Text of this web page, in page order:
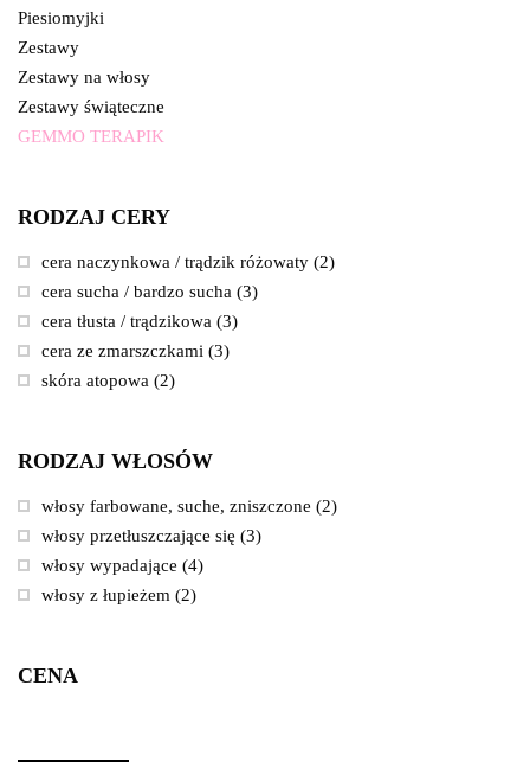
Piesiomyjki
Zestawy
Zestawy na włosy
Zestawy świąteczne
GEMMO TERAPIK
RODZAJ CERY
cera naczynkowa / trądzik różowaty (2)
cera sucha / bardzo sucha (3)
cera tłusta / trądzikowa (3)
cera ze zmarszczkami (3)
skóra atopowa (2)
RODZAJ WŁOSÓW
włosy farbowane, suche, zniszczone (2)
włosy przetłuszczające się (3)
włosy wypadające (4)
włosy z łupieżem (2)
CENA